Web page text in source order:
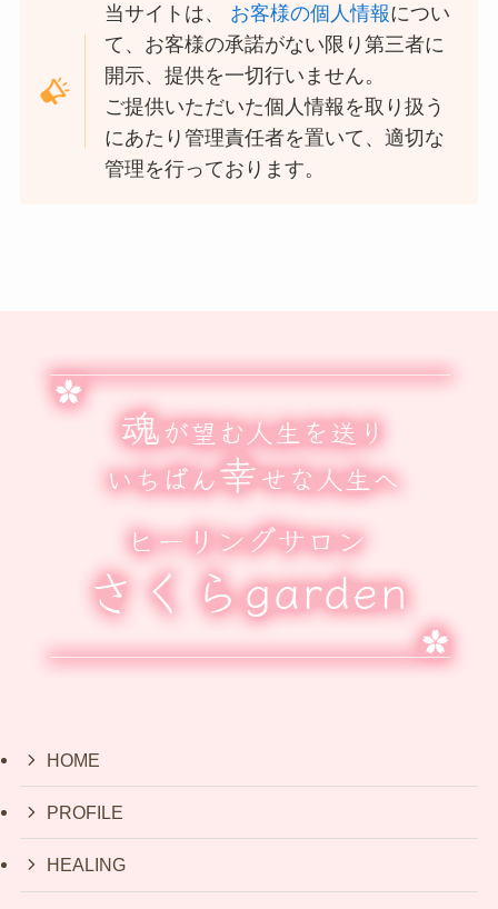
当サイトは、 お客様の個人情報につい
て、お客様の承諾がない限り第三者に
開示、提供を一切行いません。
ご提供いただいた個人情報を取り扱う
にあたり管理責任者を置いて、適切な
管理を行っております。
HOME
PROFILE
HEALING